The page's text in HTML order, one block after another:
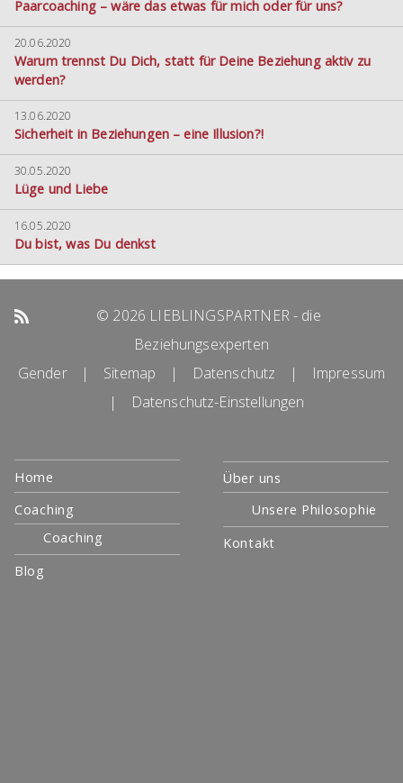
Paarcoaching – wäre das etwas für mich oder für uns?
20.06.2020
Warum trennst Du Dich, statt für Deine Beziehung aktiv zu
werden?
13.06.2020
Sicherheit in Beziehungen – eine Illusion?!
30.05.2020
Lüge und Liebe
16.05.2020
Du bist, was Du denkst
© 2026 LIEBLINGSPARTNER - die
Beziehungsexperten
Gender
| Sitemap | Datenschutz |
Impressum
|
Datenschutz-Einstellungen
Navigation
überspringen
Home
Coaching
Coaching
Blog
Über uns
Unsere Philosophie
Kontakt